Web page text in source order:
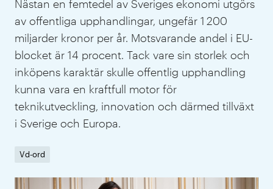
Nästan en femtedel av Sveriges ekonomi utgörs
av offentliga upphandlingar, ungefär 1 200
miljarder kronor per år. Motsvarande andel i EU-
blocket är 14 procent. Tack vare sin storlek och
inköpens karaktär skulle offentlig upphandling
kunna vara en kraftfull motor för
teknikutveckling, innovation och därmed tillväxt
i Sverige och Europa.
Vd-ord